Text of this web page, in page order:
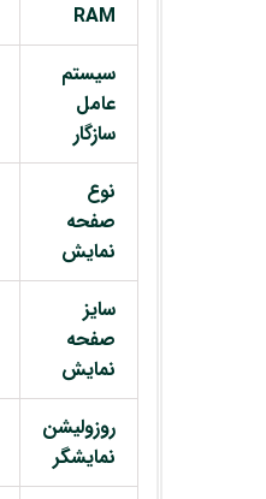
RAM
سیستم
عامل
سازگار
نوع
صفحه
نمایش
سایز
صفحه
نمایش
روزولیشن
نمایشگر